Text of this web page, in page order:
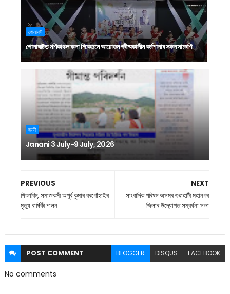
গোলাঘাট
গোলাঘাটত মণিকাঞ্চন কলা নিকেতনে আয়োজন গ্ৰীষ্মকালীন কৰ্মশালাৰ সফল সামৰণি
জননী
Janani 3 July-9 July, 2026
NEXT
সাংবাদিক পৰিষদ অসমৰ গুৱাহাটী মহানগৰ
জিলাৰ উদ্যোগত সম্বৰ্ধনা সভা
PREVIOUS
শিক্ষাবিদ, সমাজকৰ্মী অপূৰ্ব কুমাৰ বৰগোঁহাইৰ
মৃত্যু বাৰ্ষিকী পালন
POST COMMENT BLOGGER DISQUS FACEBOOK
No comments